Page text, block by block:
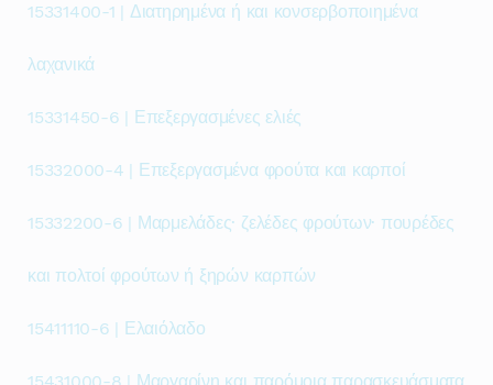
15331400-1 | Διατηρημένα ή και κονσερβοποιημένα
λαχανικά
15331450-6 | Επεξεργασμένες ελιές
15332000-4 | Επεξεργασμένα φρούτα και καρποί
15332200-6 | Μαρμελάδες· ζελέδες φρούτων· πουρέδες
και πολτοί φρούτων ή ξηρών καρπών
15411110-6 | Ελαιόλαδο